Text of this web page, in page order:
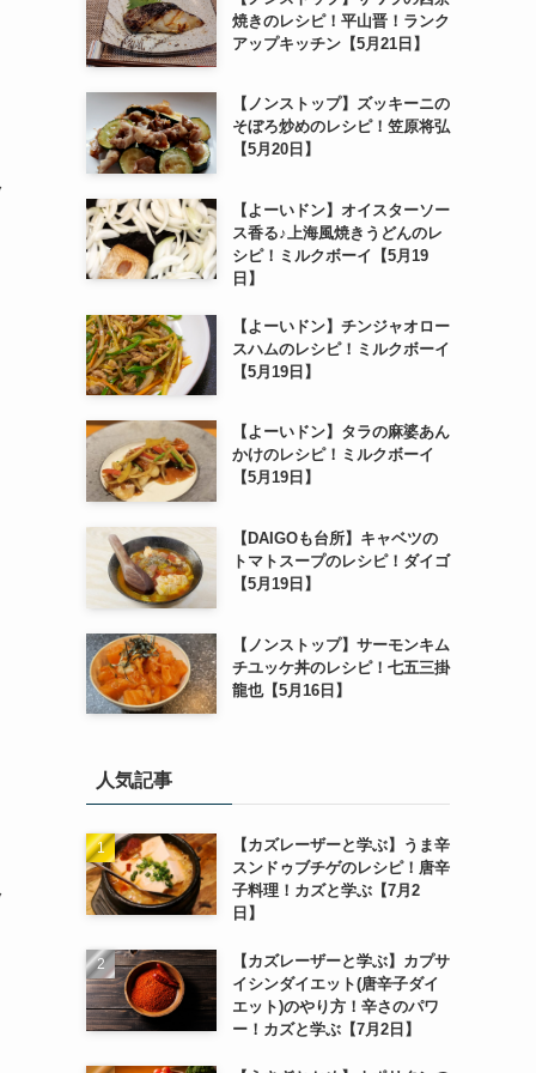
焼きのレシピ！平山晋！ランク
アップキッチン【5月21日】
【ノンストップ】ズッキーニの
そぼろ炒めのレシピ！笠原将弘
【5月20日】
【よーいドン】オイスターソー
ス香る♪上海風焼きうどんのレ
シピ！ミルクボーイ【5月19
日】
【よーいドン】チンジャオロー
スハムのレシピ！ミルクボーイ
【5月19日】
【よーいドン】タラの麻婆あん
かけのレシピ！ミルクボーイ
【5月19日】
【DAIGOも台所】キャベツの
トマトスープのレシピ！ダイゴ
【5月19日】
【ノンストップ】サーモンキム
チユッケ丼のレシピ！七五三掛
龍也【5月16日】
人気記事
【カズレーザーと学ぶ】うま辛
スンドゥブチゲのレシピ！唐辛
子料理！カズと学ぶ【7月2
日】
【カズレーザーと学ぶ】カプサ
イシンダイエット(唐辛子ダイ
エット)のやり方！辛さのパワ
ー！カズと学ぶ【7月2日】